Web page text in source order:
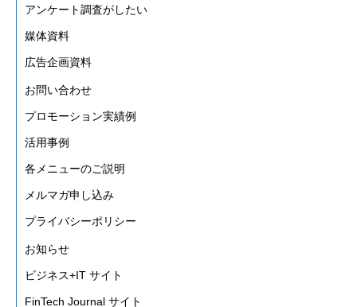
アンケート調査がしたい
媒体資料
広告企画資料
お問い合わせ
プロモーション実績例
活用事例
各メニューのご説明
メルマガ申し込み
プライバシーポリシー
お知らせ
ビジネス+IT サイト
FinTech Journal サイト